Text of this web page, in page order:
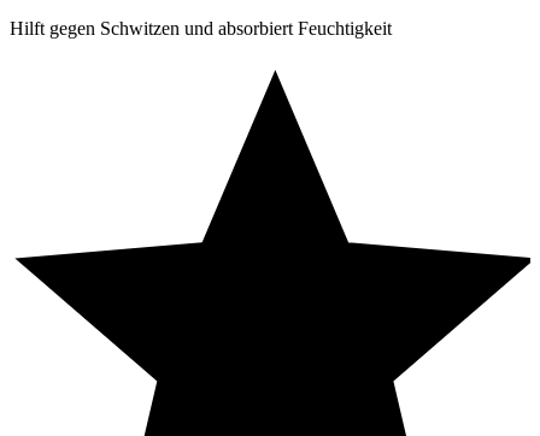
Hilft gegen Schwitzen und absorbiert Feuchtigkeit